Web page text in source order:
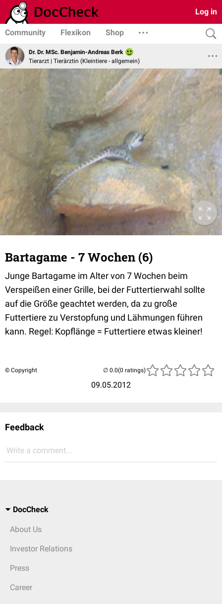
Log in
Community Flexikon Shop
Dr. Dr. MSc. Benjamin-Andreas Berk
Tierarzt | Tierärztin (Kleintiere - allgemein)
Bartagame - 7 Wochen (6)
Junge Bartagame im Alter von 7 Wochen beim
Verspeißen einer Grille, bei der Futtertierwahl sollte
auf die Größe geachtet werden, da zu große
Futtertiere zu Verstopfung und Lähmungen führen
kann. Regel: Kopflänge = Futtertiere etwas kleiner!
© Copyright
09.05.2012
(0 ratings)
Feedback
Write a comment...
DocCheck
About Us
Investor Relations
Press
Career